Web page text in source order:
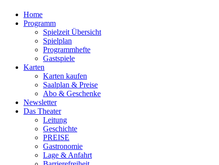
Home
Programm
Spielzeit Übersicht
Spielplan
Programmhefte
Gastspiele
Karten
Karten kaufen
Saalplan & Preise
Abo & Geschenke
Newsletter
Das Theater
Leitung
Geschichte
PREISE
Gastronomie
Lage & Anfahrt